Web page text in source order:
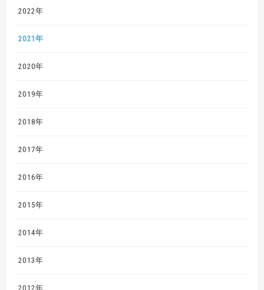
2022年
2021年
2020年
2019年
2018年
2017年
2016年
2015年
2014年
2013年
2012年